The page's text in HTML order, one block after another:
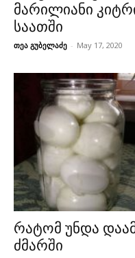
მარილიანი
საათში
თეა გუბელაძე - May 17, 2020
რატომ უნდა
ძმარში